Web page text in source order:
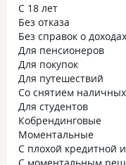
С 18 лет
Без отказа
Без справок о доходах
Для пенсионеров
Для покупок
Для путешествий
Со снятием наличных
Для студентов
Кобрендинговые
Моментальные
С плохой кредитной
С моментальным